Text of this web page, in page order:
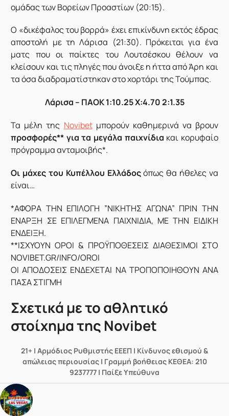
ομάδας των Βορείων Προαστίων (20:15).
Ο «δικέφαλος του βορρά» έχει επικίνδυνη εκτός έδρας
αποστολή με τη Λάρισα (21:30). Πρόκειται για ένα
ματς που οι παίκτες του Λουτσέσκου θέλουν να
κλείσουν και τις πληγές που άνοιξε η ήττα από Άρη και
τα όσα διαδραματίστηκαν στο χορτάρι της Τούμπας.
Λάρισα – ΠΑΟΚ 1:10.25 X:4.70 2:1.35
Τα μέλη της Novibetμπορούν καθημερινά να βρουν
προσφορές** για τα μεγάλα παιχνίδια και κορυφαίο
πρόγραμμα ανταμοιβής*.
Οι μάχες του Κυπέλλου Ελλάδοςόπως θα ήθελες να
είναι…
*ΑΦΟΡΑ ΤΗΝ ΕΠΙΛΟΓΗ ”ΝΙΚΗΤΗΣ ΑΓΩΝΑ” ΠΡΙΝ ΤΗΝ
ΕΝΑΡΞΗ ΣΕ ΕΠΙΛΕΓΜΕΝΑ ΠΑΙΧΝΙΔΙΑ, ΜΕ ΤΗΝ ΕΙΔΙΚΗ
ΕΝΔΕΙΞΗ.
**ΙΣΧΥΟΥΝ ΟΡΟΙ & ΠΡΟΫΠΟΘΕΣΕΙΣ ΔΙΑΘΕΣΙΜΟΙ ΣΤΟ
NOVIBET.GR/INFO/OROI
ΟΙ ΑΠΟΔΟΣΕΙΣ ΕΝΔΕΧΕΤΑΙ ΝΑ ΤΡΟΠΟΠΟΙΗΘΟΥΝ ΑΝΑ
ΠΑΣΑ ΣΤΙΓΜΗ
Σχετικά με το αθλητικό
στοίχημα της Novibet
21+ | Αρμόδιος Ρυθμιστής ΕΕΕΠ | Κίνδυνος εθισμού &
απώλειας περιουσίας | Γραμμή βοήθειας ΚΕΘΕΑ: 210
9237777 | Παίξε Υπεύθυνα